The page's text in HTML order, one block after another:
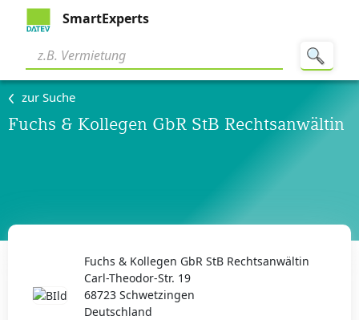
SmartExperts
zur Suche
Fuchs & Kollegen GbR StB Rechtsanwältin
Fuchs & Kollegen GbR StB Rechtsanwältin
Carl-Theodor-Str. 19
68723 Schwetzingen
Deutschland